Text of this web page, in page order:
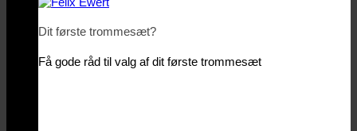
Dit første trommesæt?
Få gode råd til valg af dit første trommesæt